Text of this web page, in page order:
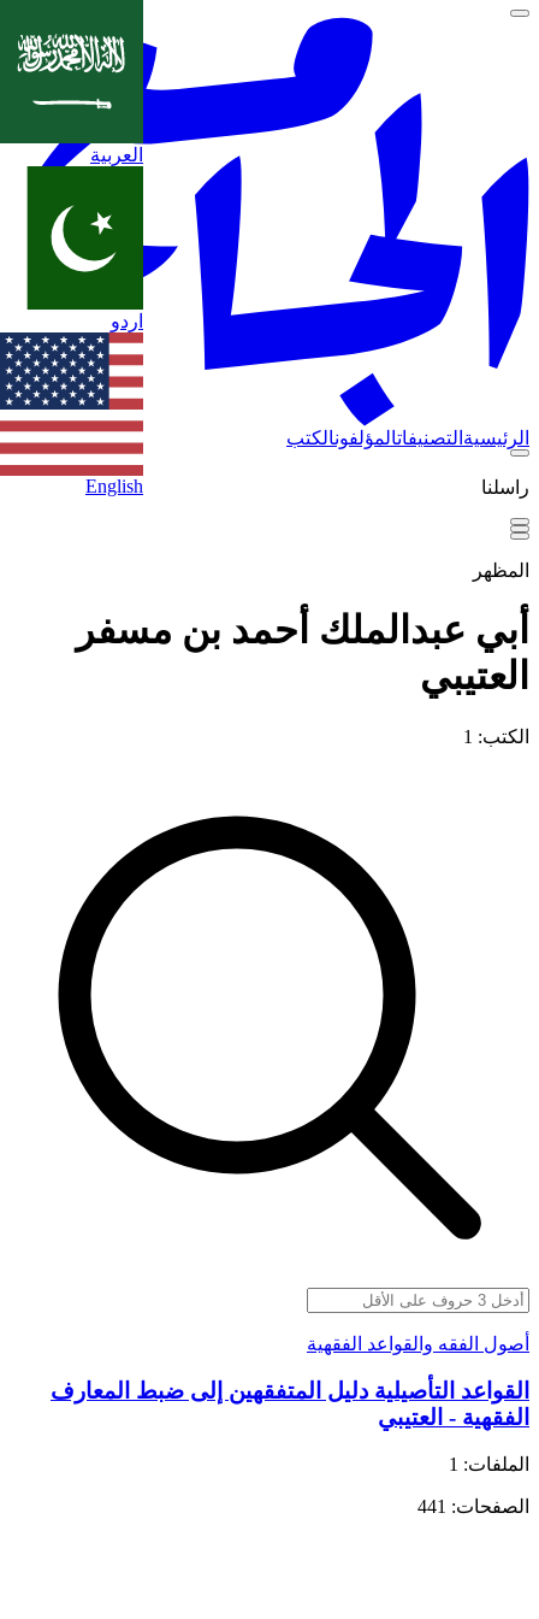
الرئيسية التصنيفاتالمؤلفونالكتب
راسلنا
العربية
اردو
English
المظهر
أبي عبدالملك أحمد بن مسفر
العتيبي
الكتب: 1
أصول الفقه والقواعد الفقهية
القواعد التأصيلية دليل المتفقهين إلى ضبط المعارف
الفقهية - العتيبي
الملفات: 1
الصفحات: 441